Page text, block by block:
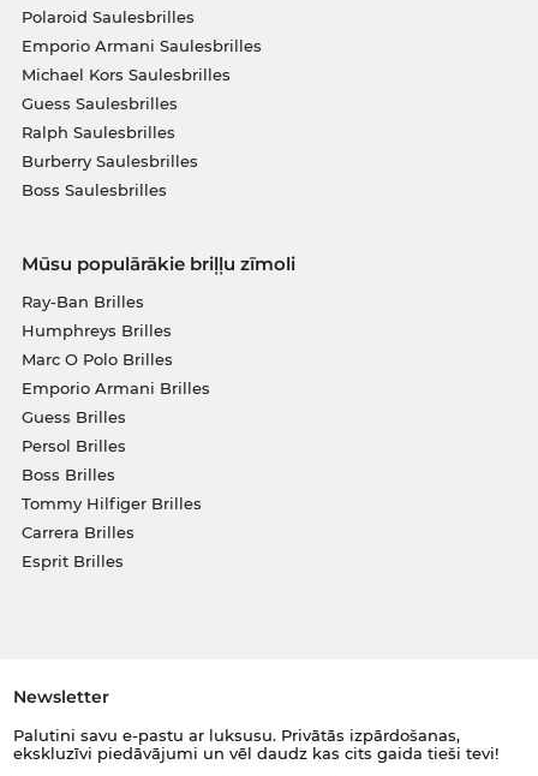
Polaroid Saulesbrilles
Emporio Armani Saulesbrilles
Michael Kors Saulesbrilles
Guess Saulesbrilles
Ralph Saulesbrilles
Burberry Saulesbrilles
Boss Saulesbrilles
Mūsu populārākie briļļu zīmoli
Ray-Ban Brilles
Humphreys Brilles
Marc O Polo Brilles
Emporio Armani Brilles
Guess Brilles
Persol Brilles
Boss Brilles
Tommy Hilfiger Brilles
Carrera Brilles
Esprit Brilles
Newsletter
Palutini savu e-pastu ar luksusu. Privātās izpārdošanas,
ekskluzīvi piedāvājumi un vēl daudz kas cits gaida tieši tevi!